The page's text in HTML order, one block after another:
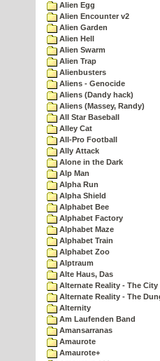
Alien Egg
Alien Encounter v2
Alien Garden
Alien Hell
Alien Swarm
Alien Trap
Alienbusters
Aliens - Genocide
Aliens (Dandy hack)
Aliens (Massey, Randy)
All Star Baseball
Alley Cat
All-Pro Football
Ally Attack
Alone in the Dark
Alp Man
Alpha Run
Alpha Shield
Alphabet Bee
Alphabet Factory
Alphabet Maze
Alphabet Train
Alphabet Zoo
Alptraum
Alte Haus, Das
Alternate Reality - The City
Alternate Reality - The
Alternity
Am Laufenden Band
Amansarranas
Amaurote
Amaurote+